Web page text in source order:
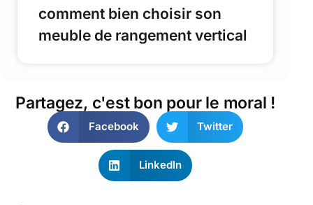
comment bien choisir son
meuble de rangement vertical
Partagez, c'est bon pour le moral !
Facebook Twitter
LinkedIn